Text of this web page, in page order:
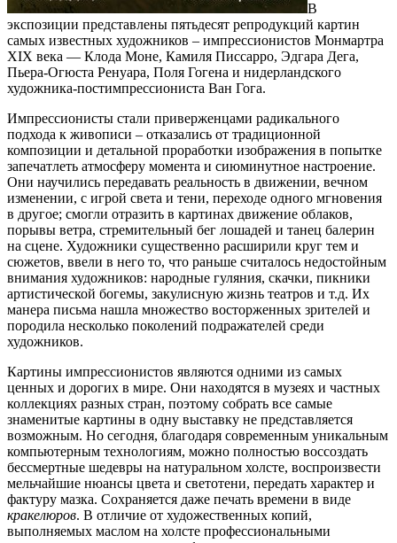
В
экспозиции представлены пятьдесят репродукций картин
самых известных художников – импрессионистов Монмартра
XIX века — Клода Моне, Камиля Писсарро, Эдгара Дега,
Пьера-Огюста Ренуара, Поля Гогена и нидерландского
художника-постимпрессиониста Ван Гога.
Импрессионисты стали приверженцами радикального
подхода к живописи – отказались от традиционной
композиции и детальной проработки изображения в попытке
запечатлеть атмосферу момента и сиюминутное настроение.
Они научились передавать реальность в движении, вечном
изменении, с игрой света и тени, переходе одного мгновения
в другое; смогли отразить в картинах движение облаков,
порывы ветра, стремительный бег лошадей и танец балерин
на сцене. Художники существенно расширили круг тем и
сюжетов, ввели в него то, что раньше считалось недостойным
внимания художников: народные гуляния, скачки, пикники
артистической богемы, закулисную жизнь театров и т.д. Их
манера письма нашла множество восторженных зрителей и
породила несколько поколений подражателей среди
художников.
Картины импрессионистов являются одними из самых
ценных и дорогих в мире. Они находятся в музеях и частных
коллекциях разных стран, поэтому собрать все самые
знаменитые картины в одну выставку не представляется
возможным. Но сегодня, благодаря современным уникальным
компьютерным технологиям, можно полностью воссоздать
бессмертные шедевры на натуральном холсте, воспроизвести
мельчайшие нюансы цвета и светотени, передать характер и
фактуру мазка. Сохраняется даже печать времени в виде
кракелюров. В отличие от художественных копий,
выполняемых маслом на холсте профессиональными